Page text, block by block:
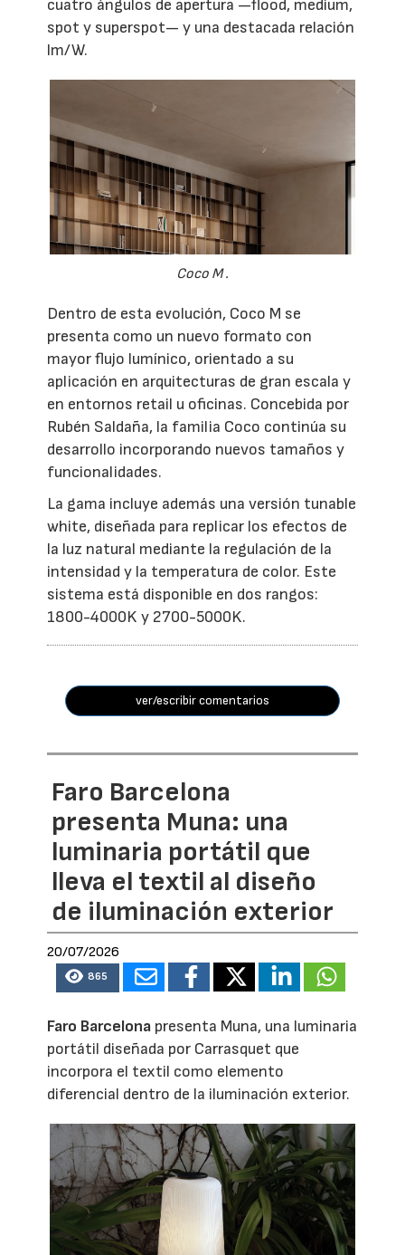
cuatro ángulos de apertura —flood, medium,
spot y superspot— y una destacada relación
lm/W.
Coco M .
Dentro de esta evolución, Coco M se
presenta como un nuevo formato con
mayor flujo lumínico, orientado a su
aplicación en arquitecturas de gran escala y
en entornos retail u oficinas. Concebida por
Rubén Saldaña, la familia Coco continúa su
desarrollo incorporando nuevos tamaños y
funcionalidades.
La gama incluye además una versión tunable
white, diseñada para replicar los efectos de
la luz natural mediante la regulación de la
intensidad y la temperatura de color. Este
sistema está disponible en dos rangos:
1800-4000K y 2700-5000K.
ver/escribir comentarios
Faro Barcelona
presenta Muna: una
luminaria portátil que
lleva el textil al diseño
de iluminación exterior
20/07/2026
865
Faro Barcelona presenta Muna, una luminaria
portátil diseñada por Carrasquet que
incorpora el textil como elemento
diferencial dentro de la iluminación exterior.